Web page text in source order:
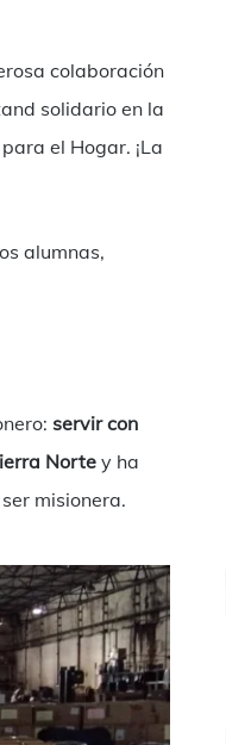
colaboración
solidario en la
el Hogar. ¡La
alumnas,
servir con
Nortey ha
misionera.